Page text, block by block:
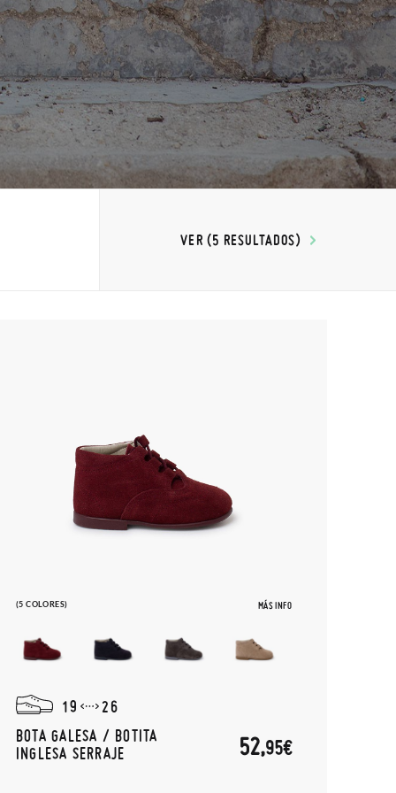
VER (5 RESULTADOS)
(5 COLORES) MÁS INFO
19
26
BOTA GALESA / BOTITA
INGLESA SERRAJE
52,95€